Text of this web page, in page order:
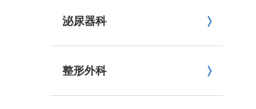
泌尿器科
整形外科